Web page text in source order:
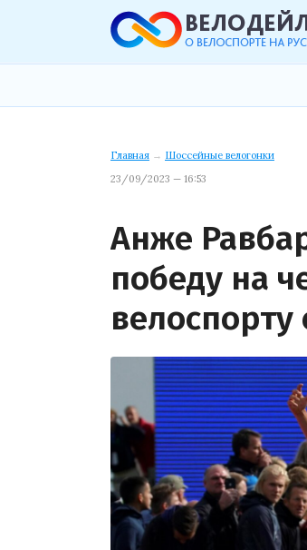
Главная → Шоссейные велогонки
23/09/2023 — 16:53
Анже
победу на